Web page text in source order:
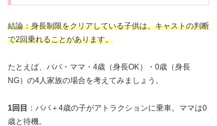
結論：身長制限をクリアしている子供は、キャストの判断
で2回乗れることがあります。
たとえば、パパ・ママ・4歳（身長OK）・0歳（身長
NG）の4人家族の場合を考えてみましょう。
1回目
：パパ＋4歳の子がアトラクションに乗車。ママは0
歳と待機。